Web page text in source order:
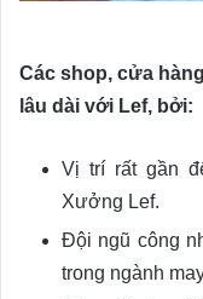
Các shop, cửa
lâu dài với Lef, bởi:
Vị trí rất gần
Xưởng Lef.
Đội ngũ công
trong ngành